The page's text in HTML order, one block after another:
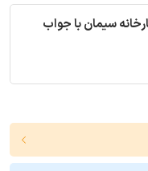
سیمان با جواب